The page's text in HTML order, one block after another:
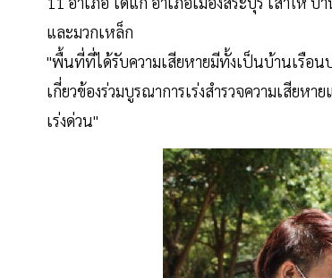
และมวกเหล็ก
"พื้นที่ที่ได้รับความเสียหายมีทั้งเป็นบ้านเรือ
เกี่ยวข้องร่วมบูรณาการเร่งสำรวจความเสีย
เร่งด่วน"